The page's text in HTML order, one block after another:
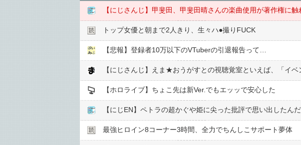
トップ女優と朝まで2人きり、生々ハ●︎撮りFUCK
【悲報】登録者10万以下のVTuberの引退報告って…
【ホロライブ】ちょこ先は新Ver.でもエッッで安心した
【にじEN】ペトラの超かぐや姫に尖った批評で思い出した
最強ヒロイン8コーナー3時間、全力でちんしこサポート夢体